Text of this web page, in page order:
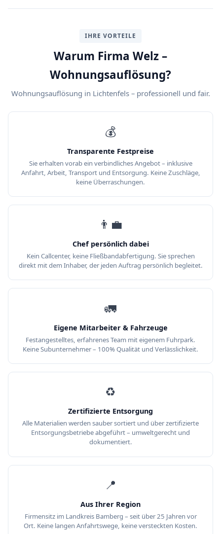
IHRE VORTEILE
Warum Firma Welz –
Wohnungsauflösung?
Wohnungsauflösung in Lichtenfels – professionell und fair.
💰
Transparente Festpreise
Sie erhalten vorab ein verbindliches Angebot – inklusive
Anfahrt, Arbeit, Transport und Entsorgung. Keine Zuschläge,
keine Überraschungen.
👨‍💼
Chef persönlich dabei
Kein Callcenter, keine Fließbandabfertigung. Sie sprechen
direkt mit dem Inhaber, der jeden Auftrag persönlich begleitet.
🚛
Eigene Mitarbeiter & Fahrzeuge
Festangestelltes, erfahrenes Team mit eigenem Fuhrpark.
Keine Subunternehmer – 100% Qualität und Verlässlichkeit.
♻️
Zertifizierte Entsorgung
Alle Materialien werden sauber sortiert und über zertifizierte
Entsorgungsbetriebe abgeführt – umweltgerecht und
dokumentiert.
📍
Aus Ihrer Region
Firmensitz im Landkreis Bamberg – seit über 25 Jahren vor
Ort. Keine langen Anfahrtswege, keine versteckten Kosten.